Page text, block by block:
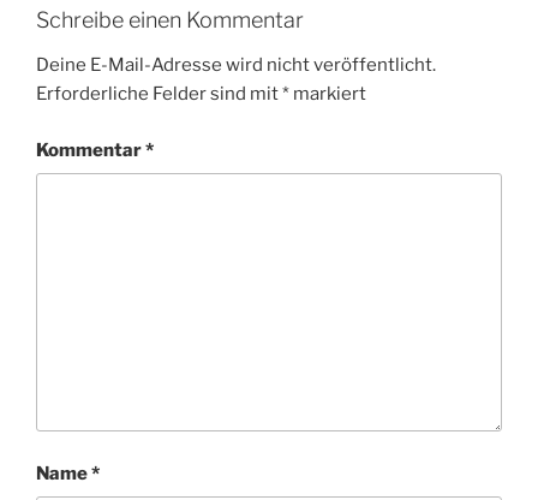
Schreibe einen Kommentar
Deine E-Mail-Adresse wird nicht veröffentlicht.
Erforderliche Felder sind mit* markiert
Kommentar*
Name*